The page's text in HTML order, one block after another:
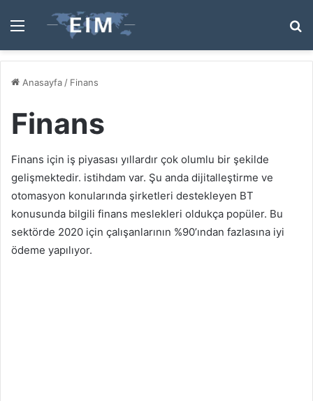
Menü
...
Anasayfa / Finans
Finans
Finans için iş piyasası yıllardır çok olumlu bir şekilde
gelişmektedir. istihdam var. Şu anda dijitalleştirme ve
otomasyon konularında şirketleri destekleyen BT
konusunda bilgili finans meslekleri oldukça popüler. Bu
sektörde 2020 için çalışanlarının %90’ından fazlasına iyi
ödeme yapılıyor.